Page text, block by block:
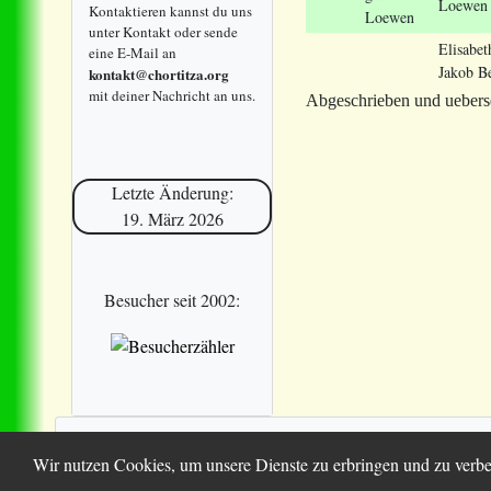
Kontaktieren kannst du uns
unter Kontakt oder sende
eine E-Mail an
kontakt@chortitza.org
mit deiner Nachricht an uns.
Letzte Änderung:
19. März 2026
Besucher seit 2002:
Loewen
Loewen
Jakob
Abgeschrieben und
© 2025 Chortitza.org | Supported byD. F. Plett Historical
Wir nutzen Cookies, um unsere Dienste zu erbringen und zu